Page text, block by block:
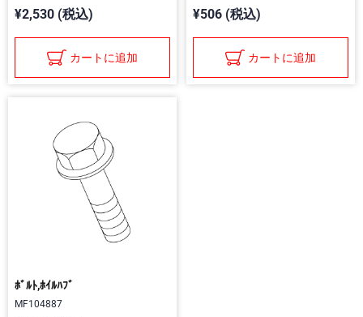
¥2,530 (税込)
カートに追加
¥506 (税込)
カートに追加
ﾎﾞﾙﾄ,ﾎｲﾙﾊﾌﾞ
MF104887